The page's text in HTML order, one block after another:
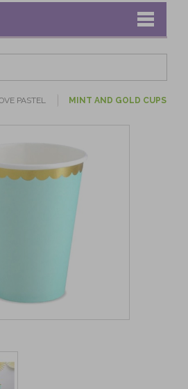
PASTEL MINT AND GOLD CUPS